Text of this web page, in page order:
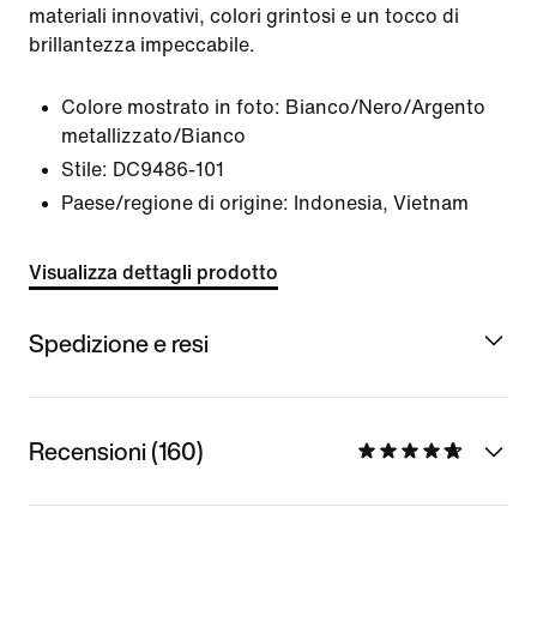
materiali innovativi, colori grintosi e un tocco di
brillantezza impeccabile.
Colore mostrato in foto: Bianco/Nero/Argento
metallizzato/Bianco
Stile: DC9486-101
Paese/regione di origine: Indonesia, Vietnam
Visualizza dettagli prodotto
Spedizione e resi
Recensioni (160)